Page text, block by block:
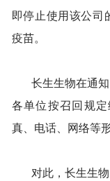
即停止使用该公司
疫苗。
长生生物在通
各单位按召回规
真、电话、网络等
对此，长生生